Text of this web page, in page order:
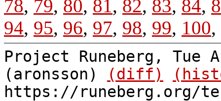
78, 79, 80, 81, 82, 83, 84,
94, 95, 96, 97, 98, 99, 100,
Project Runeberg, Tue
(aronsson)
(diff)
https://runeberg.org/